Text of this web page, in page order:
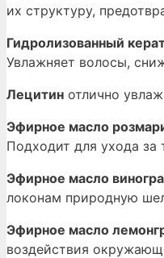
их структуру,
Гидролизованный
Увлажняет волосы,
Лецитин отлично
Эфирное масло
Подходит для ухода
Эфирное масло
локонам природную
Эфирное масло
воздействия